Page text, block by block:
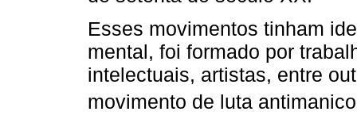
Esses movimentos tinham
mental, foi formado por
intelectuais, artistas, entre
movimento de luta